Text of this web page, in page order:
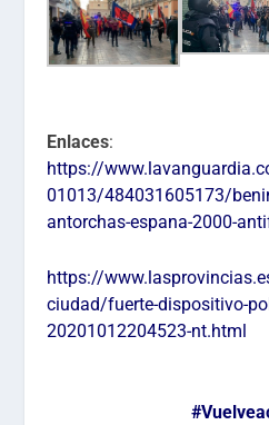
Enlaces:
https://
01013/484031605173/
antorchas-espana-2000-
https://
ciudad/fuerte-dispositivo-
20201012204523-nt.html